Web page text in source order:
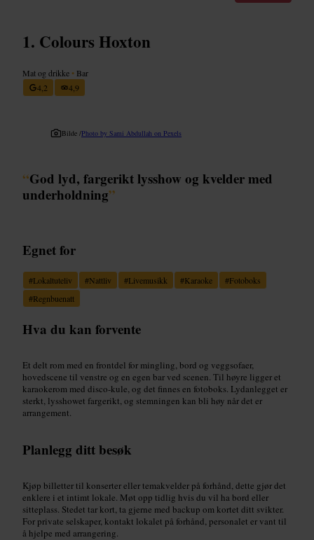
Colours Hoxton
Mat og drikke • Bar
4,2
4,9
Bilde /Photo by Sami Abdullah on Pexels
“God lyd, fargerikt lysshow og kvelder med
underholdning”
Egnet for
#Lokaltuteliv #Nattliv #Livemusikk #Karaoke #Fotoboks
#Regnbuenatt
Hva du kan forvente
Et delt rom med en frontdel for mingling, bord og veggsofaer,
hovedscene til venstre og en egen bar ved scenen. Til høyre ligger et
karaokerom med disco-kule, og det finnes en fotoboks. Lydanlegget er
sterkt, lysshowet fargerikt, og stemningen kan bli høy når det er
arrangement.
Planlegg ditt besøk
Kjøp billetter til konserter eller temakvelder på forhånd, dette gjør det
enklere i et intimt lokale. Møt opp tidlig hvis du vil ha bord eller
sitteplass. Stedet tar kort, ta gjerne med backup om kortet ditt svikter.
For private selskaper, kontakt lokalet på forhånd, personalet er vant til
å hjelpe med arrangering.